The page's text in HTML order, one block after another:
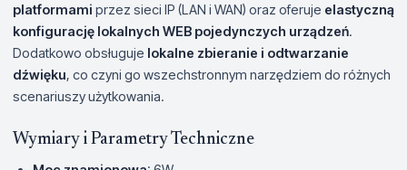
platformami przez sieci IP (LAN i WAN) oraz oferuje elastyczną
konfigurację lokalnych WEB pojedynczych urządzeń.
Dodatkowo obsługuje lokalne zbieranie i odtwarzanie
dźwięku, co czyni go wszechstronnym narzędziem do różnych
scenariuszy użytkowania.
Wymiary i Parametry Techniczne